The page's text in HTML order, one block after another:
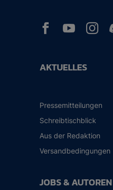
AKTUELLES
Pressemitteilungen
Schreibtischblick
Aus der Redaktion
Versandbedingungen
JOBS & AUTOREN
  